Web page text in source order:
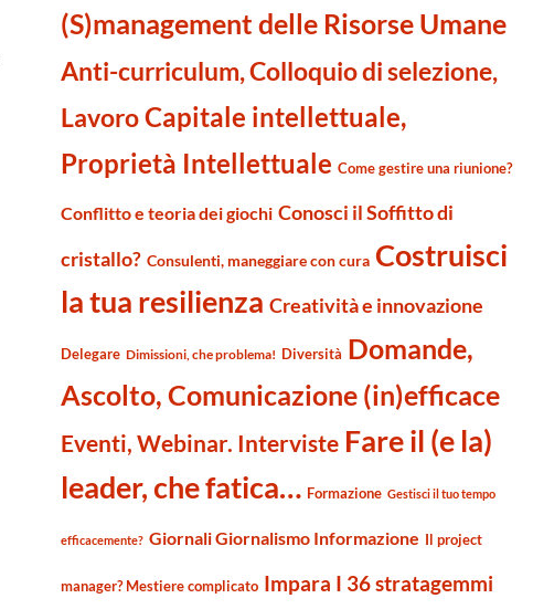
(S)management delle Risorse Umane
Anti-curriculum, Colloquio di selezione,
LavoroCapitale intellettuale,
Proprietà Intellettuale Come gestire una riunione?
Conflitto e teoria dei giochi Conosci il Soffitto di
cristallo? Consulenti, maneggiare con cura Costruisci
la tua resilienza Creatività e innovazione
Delegare Dimissioni, che problema! Diversità Domande,
Ascolto, Comunicazione (in)efficace
Eventi, Webinar. Interviste Fare il (e la)
leader, che fatica… Formazione Gestisci il tuo tempo
efficacemente? Giornali Giornalismo Informazione Il project
manager? Mestiere complicato Impara I 36 stratagemmi